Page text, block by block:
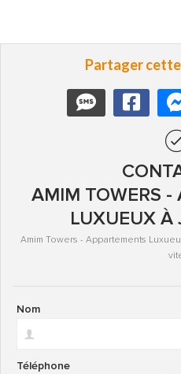
Partager cette
AMIM TOWERS -
LUXUEUX À
Amim Towers - Appartements
Nom
Téléphone